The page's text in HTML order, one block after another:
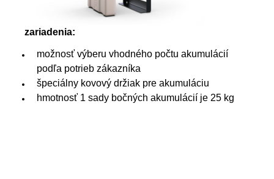
zariadenia:
možnosť výberu vhodného počtu akumulácií
podľa potrieb zákazníka
špeciálny kovový držiak pre akumuláciu
hmotnosť 1 sady bočných akumulácií je 25 kg